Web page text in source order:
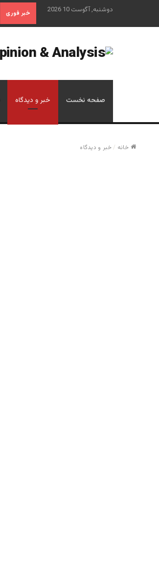
دوشنبه, آگوست 10 2026 خبر فوری
صفحه نخست خبر و دیدگاه
خانه /خبر و دیدگاه